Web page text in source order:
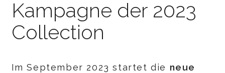
Kampagne der 2023
Collection
Im September 2023 startet die neue